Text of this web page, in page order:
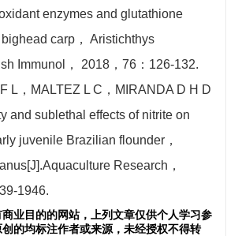
enzymes and glutathione
carp， Aristichthys
Immunol， 2018，76：126-132.
L，MALTEZ L C，MIRANDA D H D
and sublethal effects of nitrite on
juvenile Brazilian flounder，
Research，
1946.
业目的的网站，上列文章仅供个人学习参
的均标注作者或来源，未经授权不得转